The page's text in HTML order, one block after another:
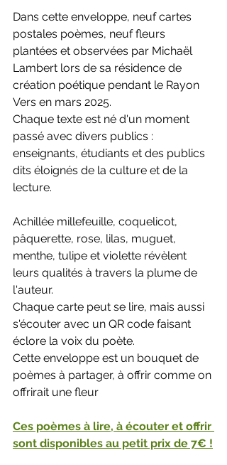
Dans cette enveloppe, neuf cartes
postales poèmes, neuf fleurs
plantées et observées par Michaël
Lambert lors de sa résidence de
création poétique pendant le Rayon
Vers en mars 2025.
Chaque texte est né d'un moment
passé avec divers publics :
enseignants, étudiants et des publics
dits éloignés de la culture et de la
lecture.
Achillée millefeuille, coquelicot,
pâquerette, rose, lilas, muguet,
menthe, tulipe et violette révèlent
leurs qualités à travers la plume de
l'auteur.
Chaque carte peut se lire, mais aussi
s'écouter avec un QR code faisant
éclore la voix du poète.
Cette enveloppe est un bouquet de
poèmes à partager, à offrir comme on
offrirait une fleur
Ces poèmes à lire, à écouter et offrir
sont disponibles au petit prix de 7€ !